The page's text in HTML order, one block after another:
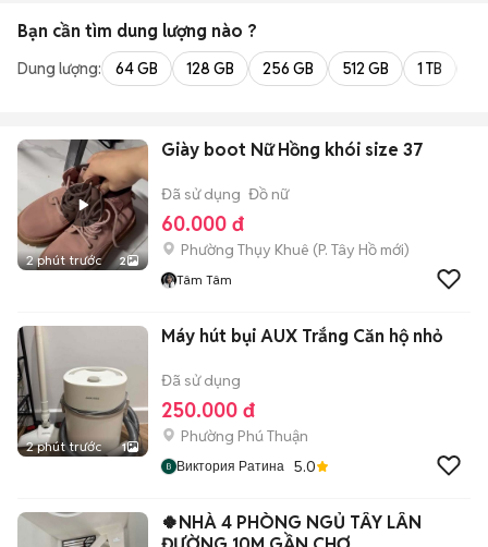
Bạn cần tìm dung lượng nào ?
Dung lượng: 64 GB 128 GB 256 GB 512 GB 1 TB
2 phút trước 2
Giày boot Nữ Hồng khói size 37
Đã sử dụng Đồ nữ
60.000 đ
Phường Thụy Khuê (P. Tây Hồ mới)
Tâm Tâm
2 phút trước 1
Máy hút bụi AUX Trắng Căn hộ nhỏ
Đã sử dụng
250.000 đ
Phường Phú Thuận
Виктория Ратина 5.0
🍀NHÀ 4 PHÒNG NGỦ TÂY LÂN